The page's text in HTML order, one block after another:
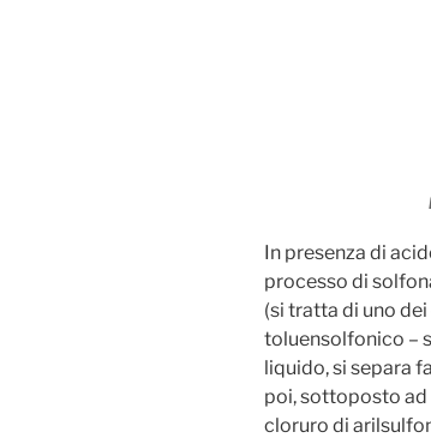
In presenza di
processo di
(si tratta di uno
toluensolfonico –
liquido, si separa
poi, sottoposto ad
cloruro di